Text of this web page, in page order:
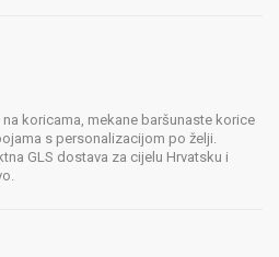
koricama, mekane baršunaste korice
s personalizacijom po želji.
GLS dostava za cijelu Hrvatsku i